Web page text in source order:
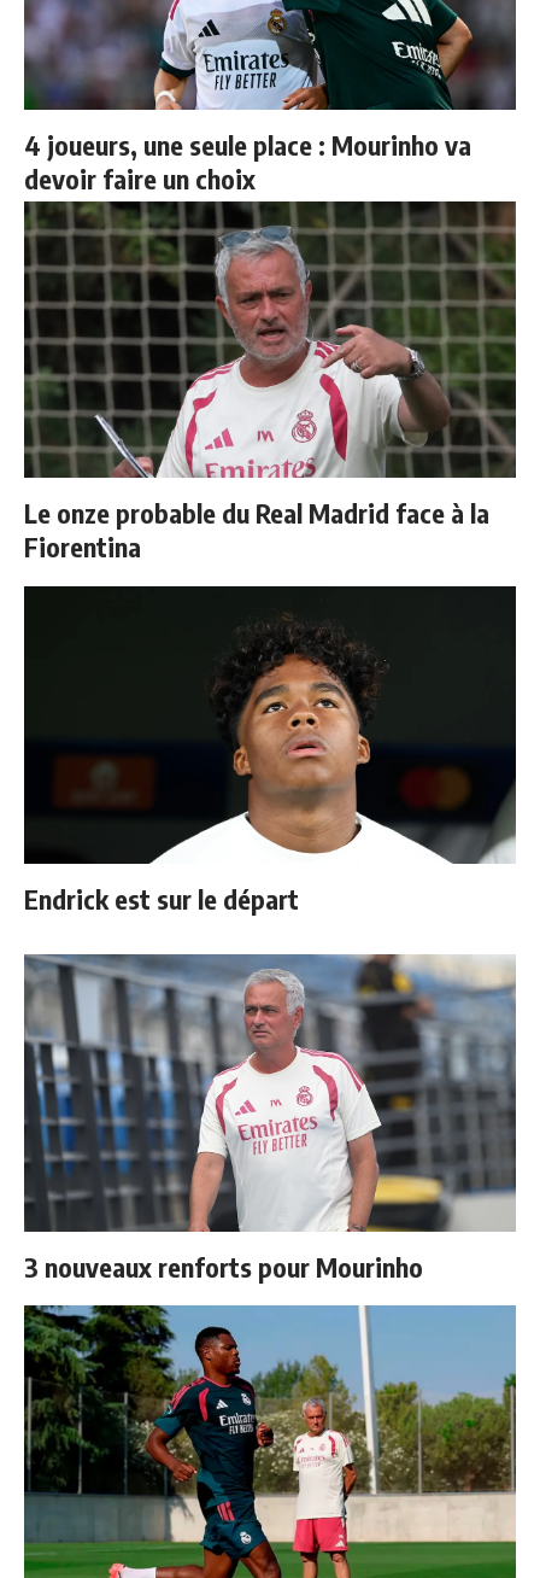
4 joueurs, une seule place : Mourinho va
devoir faire un choix
Le onze probable du Real Madrid face à la
Fiorentina
Endrick est sur le départ
3 nouveaux renforts pour Mourinho